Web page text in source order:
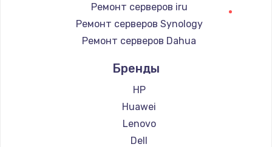
Заказать
900 руб.
Заказать
Замена сенсорного датчика
1300 руб.
Ремонт серверов iru
Ремонт серверов Synology
Ремонт серверов Dahua
Бренды
HP
Huawei
Lenovo
Dell